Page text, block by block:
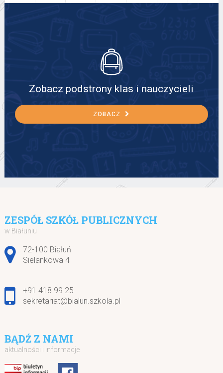
Zobacz podstrony klas i nauczycieli
ZOBACZ
ZESPÓŁ SZKÓŁ PUBLICZNYCH
w Białuniu
Adres pocztowy:
72-100 Białuń
Sielankowa 4
+91 418 99 25
sekretariat@bialun.szkola.pl
BĄDŹ Z NAMI
aktualności i informacje